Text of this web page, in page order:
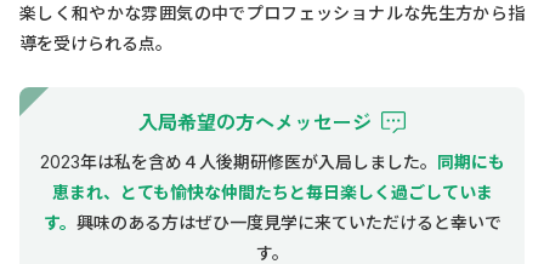
楽しく和やかな雰囲気の中でプロフェッショナルな先生方から指
導を受けられる点。
入局希望の方へメッセージ
2023年は私を含め４人後期研修医が入局しました。 同期にも
恵まれ、とても愉快な仲間たちと毎日楽しく過ごしていま
す。 興味のある方はぜひ一度見学に来ていただけると幸いで
す。